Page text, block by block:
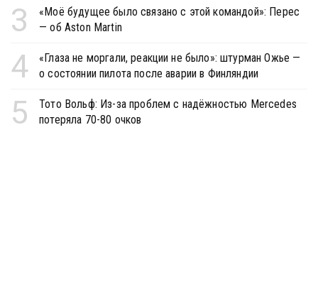
3
«Моё будущее было связано с этой командой»: Перес
— об Aston Martin
4
«Глаза не моргали, реакции не было»: штурман Ожье —
о состоянии пилота после аварии в Финляндии
5
Тото Вольф: Из-за проблем с надёжностью Mercedes
потеряла 70-80 очков